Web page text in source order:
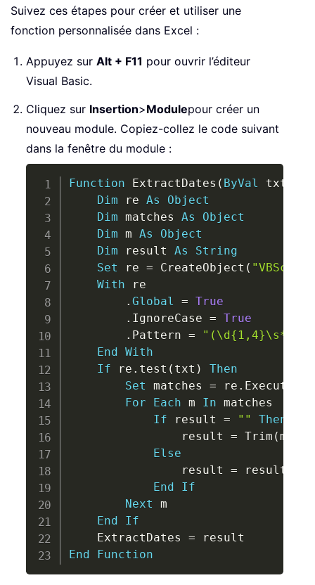
Suivez ces étapes pour créer et utiliser une
fonction personnalisée dans Excel :
Appuyez sur Alt + F11 pour ouvrir l’éditeur
Visual Basic.
Cliquez sur Insertion>Modulepour créer un
nouveau module. Copiez-collez le code suivant
dans la fenêtre du module :
Function ExtractDates ( ByVal txt
Dim re As
Object
Dim matches As
Object
Dim m As
Object
Dim result As
String
Set re = CreateObject (
With re
. Global = True
. IgnoreCase = True
. Pattern =
"(\d{1,4}\s*[-/
End
With
If re . test ( txt )
Then
Set matches = re . Execute
For
Each m In matches
If result = ""
Then
                result
= Trim (m
Else
                result
= result
End
If
Next m
End
If
    ExtractDates
=
End
Function
Copy